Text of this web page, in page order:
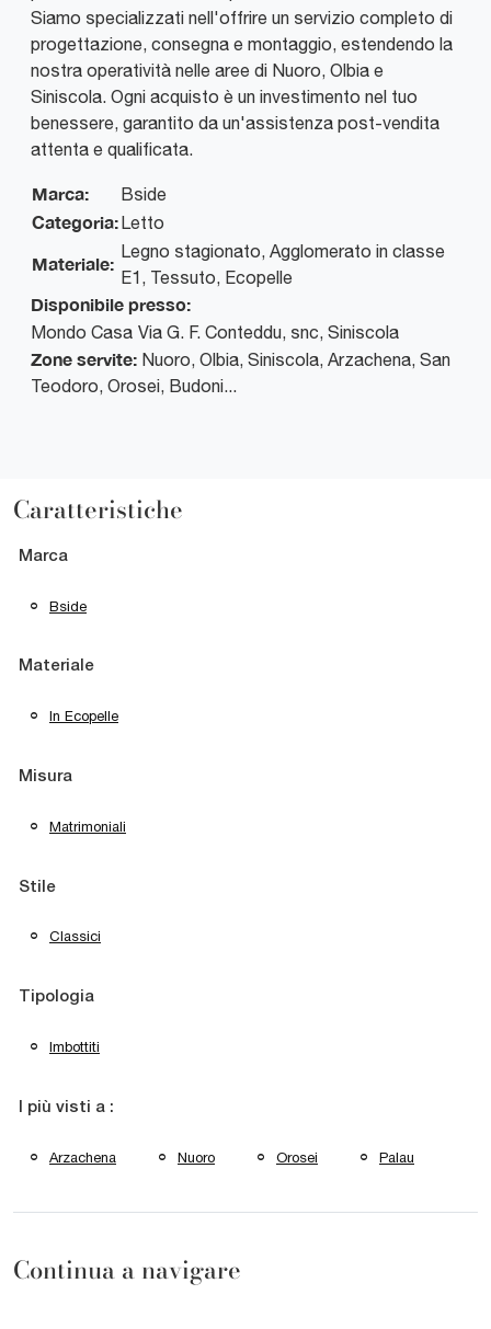
Siamo specializzati nell'offrire un servizio completo di
progettazione, consegna e montaggio, estendendo la
nostra operatività nelle aree di Nuoro, Olbia e
Siniscola. Ogni acquisto è un investimento nel tuo
benessere, garantito da un'assistenza post-vendita
attenta e qualificata.
Marca: Bside
Categoria:Letto
Materiale:
Legno stagionato, Agglomerato in classe
E1, Tessuto, Ecopelle
Disponibile presso:
Mondo Casa Via G. F. Conteddu, snc, Siniscola
Zone servite: Nuoro, Olbia, Siniscola, Arzachena, San
Teodoro, Orosei, Budoni...
Caratteristiche
Marca
Bside
Materiale
In Ecopelle
Misura
Matrimoniali
Stile
Classici
Tipologia
Imbottiti
I più visti a :
Arzachena Nuoro Orosei Palau
Continua a navigare